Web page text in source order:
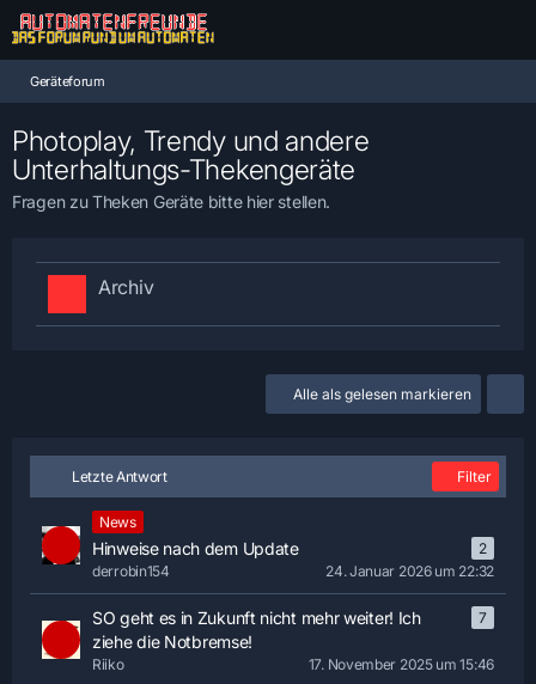
Geräteforum
Photoplay, Trendy und andere
Unterhaltungs-Thekengeräte
Fragen zu Theken Geräte bitte hier stellen.
Archiv
Alle als gelesen markieren
Letzte Antwort Filter
News
Hinweise nach dem Update
2
derrobin154
24. Januar 2026 um 22:32
SO geht es in Zukunft nicht mehr weiter! Ich
ziehe die Notbremse!
7
Riiko 17. November 2025 um 15:46